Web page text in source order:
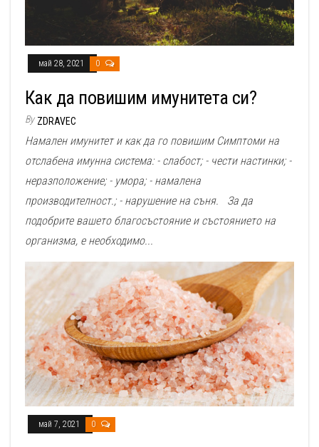
май 28, 2021 0
Как да повишим имунитета си?
By ZDRAVEC
Намален имунитет и как да го повишим Симптоми на
отслабена имунна система: - слабост; - чести настинки; -
неразположение; - умора; - намалена
производителност.; - нарушение на съня. За да
подобрите вашето благосъстояние и състоянието на
организма, е необходимо...
май 7, 2021 0